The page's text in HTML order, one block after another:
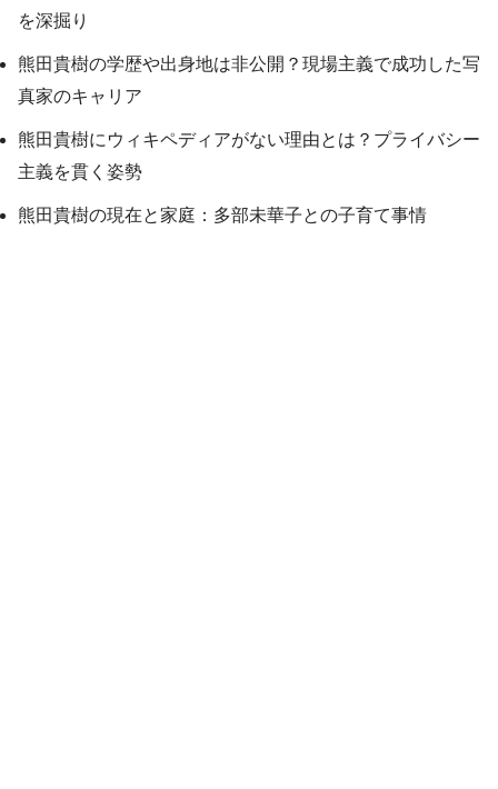
を深掘り
熊田貴樹の学歴や出身地は非公開？現場主義で成功した写
真家のキャリア
熊田貴樹にウィキペディアがない理由とは？プライバシー
主義を貫く姿勢
熊田貴樹の現在と家庭：多部未華子との子育て事情